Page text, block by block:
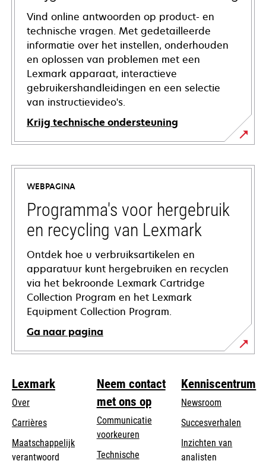
Vind online antwoorden op product- en
technische vragen. Met gedetailleerde
informatie over het instellen, onderhouden
en oplossen van problemen met een
Lexmark apparaat, interactieve
gebruikershandleidingen en een selectie
van instructievideo's.
Krijg technische ondersteuning
opens
in
new
tab
WEBPAGINA
Programma's voor hergebruik
en recycling van Lexmark
Ontdek hoe u verbruiksartikelen en
apparatuur kunt hergebruiken en recyclen
via het bekroonde Lexmark Cartridge
Collection Program en het Lexmark
Equipment Collection Program.
Ga naar pagina
Lexmark
Over
Carrières
Maatschappelijk
verantwoord
Neem contact
met ons op
Communicatie
voorkeuren
Technische
Kenniscentrum
Newsroom
Succesverhalen
Inzichten van
analisten